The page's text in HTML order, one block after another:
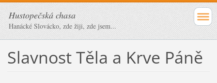
Hustopečská chasa
Hanácké Slovácko, zde žiji, zde jsem...
Slavnost Těla a Krve Páně